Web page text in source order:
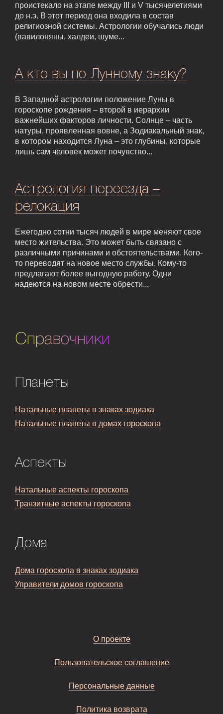
проистекало на этапе между III и V тысячелетиями
до н.э. В этот период она входила в состав
религиозной системы. Астрологии обучались люди
(вавилоняны, халдеи, шуме...
А кто вы по Лунному знаку?
В Западной астрологии положение Луны в
гороскопе рождения – второй в иерархии
важнейших факторов личности. Солнце – часть
натуры, проявленная вовне, а Зодиакальный знак,
в котором находится Луна – это глубины, которые
лишь сам человек может почувство...
Астрология переезда –
релокация
Ежегодно сотни тысяч людей в мире меняют свое
место жительства. Это может быть связано с
различными причинами и обстоятельствами. Кого-
то переводят на новое место службы. Кому-то
предлагают более выгодную работу. Одни
надеются на новом месте обрести...
Справочники
Планеты
Натальные планеты в знаках зодиака
Натальные планеты в домах гороскопа
Аспекты
Натальные аспекты гороскопа
Транзитные аспекты гороскопа
Дома
Дома гороскопа в знаках зодиака
Управители домов гороскопа
О проекте
Пользовательское соглашение
Персональные данные
Политика возврата